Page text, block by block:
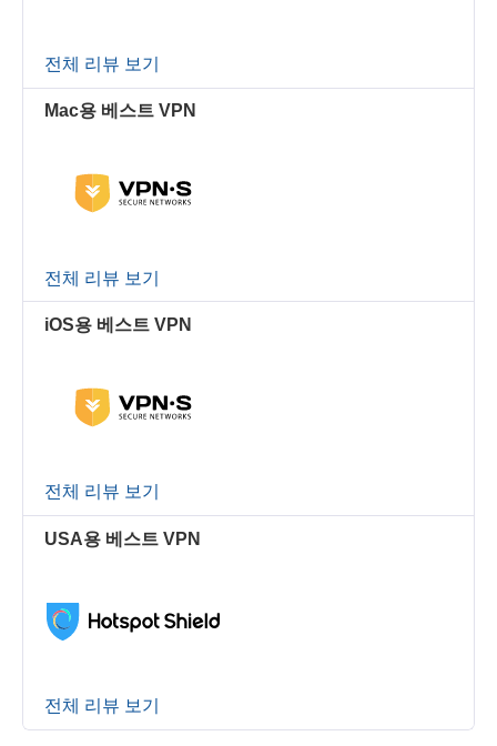
전체 리뷰 보기
Mac용 베스트 VPN
전체 리뷰 보기
iOS용 베스트 VPN
전체 리뷰 보기
USA용 베스트 VPN
전체 리뷰 보기